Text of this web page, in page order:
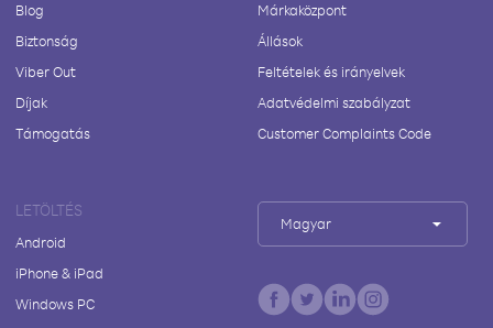
Blog
Biztonság
Viber Out
Díjak
Támogatás
Márkaközpont
Állások
Feltételek és irányelvek
Adatvédelmi szabályzat
Customer Complaints Code
LETÖLTÉS
Android
iPhone & iPad
Windows PC
Magyar